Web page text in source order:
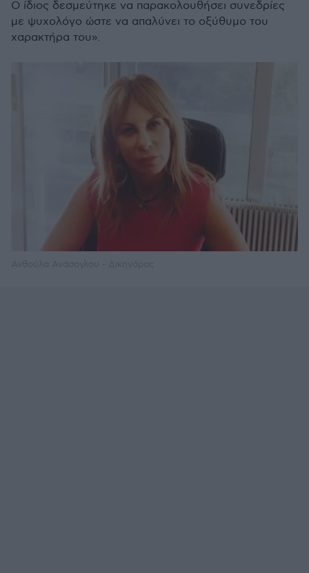
Ο ίδιος δεσμεύτηκε να παρακολουθήσει συνεδρίες
με ψυχολόγο ώστε να απαλύνει το οξύθυμο του
χαρακτήρα του».